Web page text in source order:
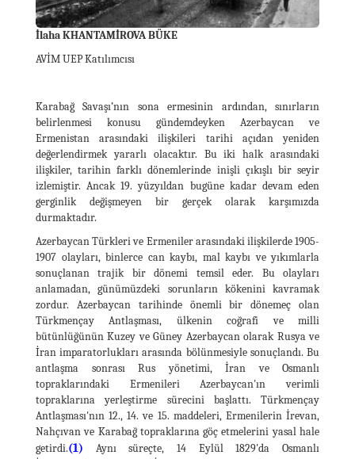
İlaha KHANTAMİROVA BÜKE
AVİM UEP Katılımcısı
Karabağ Savaşı’nın sona ermesinin ardından, sınırların
belirlenmesi konusu gündemdeyken Azerbaycan ve
Ermenistan arasındaki ilişkileri tarihi açıdan yeniden
değerlendirmek yararlı olacaktır. Bu iki halk arasındaki
ilişkiler, tarihin farklı dönemlerinde inişli çıkışlı bir seyir
izlemiştir. Ancak 19. yüzyıldan bugüne kadar devam eden
gerginlik değişmeyen bir gerçek olarak karşımızda
durmaktadır.
Azerbaycan Türkleri ve Ermeniler arasındaki ilişkilerde 1905-
1907 olayları, binlerce can kaybı, mal kaybı ve yıkımlarla
sonuçlanan trajik bir dönemi temsil eder. Bu olayları
anlamadan, günümüzdeki sorunların kökenini kavramak
zordur. Azerbaycan tarihinde önemli bir dönemeç olan
Türkmençay Antlaşması, ülkenin coğrafi ve milli
bütünlüğünün Kuzey ve Güney Azerbaycan olarak Rusya ve
İran imparatorlukları arasında bölünmesiyle sonuçlandı. Bu
antlaşma sonrası Rus yönetimi, İran ve Osmanlı
topraklarındaki Ermenileri Azerbaycan'ın verimli
topraklarına yerleştirme sürecini başlattı. Türkmençay
Antlaşması'nın 12., 14. ve 15. maddeleri, Ermenilerin İrevan,
Nahçıvan ve Karabağ topraklarına göç etmelerini yasal hale
getirdi.(1) Aynı süreçte, 14 Eylül 1829'da Osmanlı